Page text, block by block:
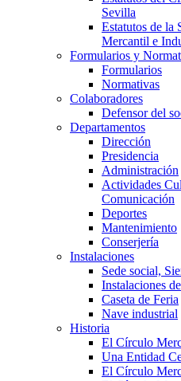
Sevilla
Estatutos de la
Mercantil e
Formularios y
Formularios
Normativas
Colaboradores
Defensor del
Departamentos
Dirección
Presidencia
Administración
Actividades
Comunicación
Deportes
Mantenimiento
Conserjería
Instalaciones
Sede social,
Instalaciones
Caseta de Feria
Nave industrial
Historia
El Círculo
Una Entidad
El Círculo